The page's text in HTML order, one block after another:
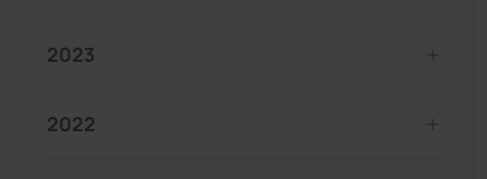
2023
2022